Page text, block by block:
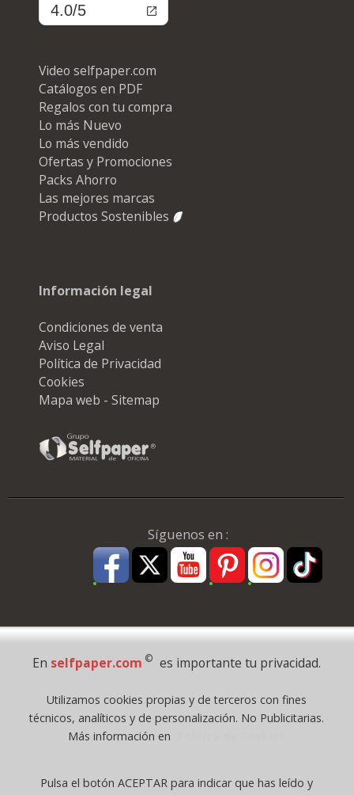
4.0/5
Video selfpaper.com
Catálogos en PDF
Regalos con tu compra
Lo más Nuevo
Lo más vendido
Ofertas y Promociones
Packs Ahorro
Las mejores marcas
Productos Sostenibles
Información legal
Condiciones de venta
Aviso Legal
Política de Privacidad
Cookies
Mapa web - Sitemap
Síguenos en :
Pago Seguro
Todos los derechos reservados
©selfpaper.com, y las webs de ©gruposelfpaper.org están gestionadas, y
Registro Mercantil de Valencia ( España ) CEE:
En selfpaper.com © es importante tu privacidad.
Utilizamos cookies propias y de terceros con fines
técnicos, analíticos y de personalización. No Publicitarias.
Más información en
Pulsa el botón ACEPTAR para indicar que has leído y